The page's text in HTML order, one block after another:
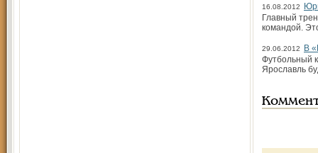
16.08.2012
Главный
командой.
29.06.2012
В
Футбольный
Ярославль